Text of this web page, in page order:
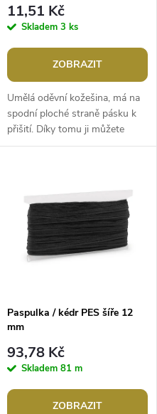
11,51 Kč
Skladem 3 ks
ZOBRAZIT
Umělá oděvní kožešina, má na
spodní ploché straně pásku k
přišití. Díky tomu ji můžete
našít na lemy kapucí, rukávů,
Paspulka / kédr PES šíře 12
mm
93,78 Kč
Skladem 81 m
ZOBRAZIT